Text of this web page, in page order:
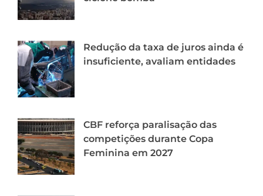
Redução da taxa de juros ainda é
insuficiente, avaliam entidades
CBF reforça paralisação das
competições durante Copa
Feminina em 2027